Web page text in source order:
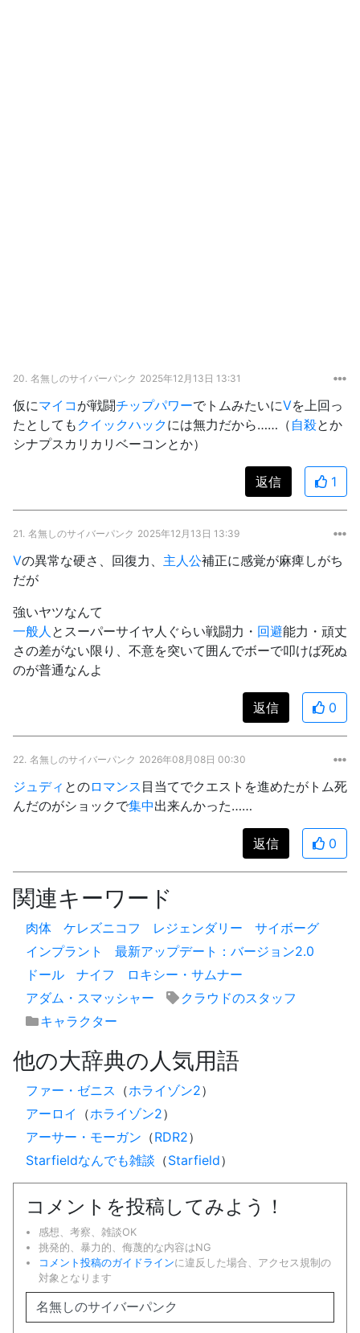
20. 名無しのサイバーパンク 2025年12月13日 13:31
仮にマイコ が戦闘チップパワーでトムみたいにVを上回っ
たとしても クイックハックには無力だから……（ 自殺とか
シナプスカリカリベーコンとか）
返信 1
21. 名無しのサイバーパンク 2025年12月13日 13:39
Vの異常な硬さ、回復力、 主人公補正に感覚が麻痺しがち
だが
強いヤツなんて
一般人 とスーパーサイヤ人ぐらい戦闘力・ 回避能力・頑丈
さの差がない限り、不意を突いて囲んでボーで叩けば死ぬ
のが普通なんよ
返信 0
22. 名無しのサイバーパンク 2026年08月08日 00:30
ジュディ とのロマンス 目当てでクエストを進めたがトム死
んだのがショックで集中出来んかった……
返信 0
関連キーワード
肉体 ケレズニコフ レジェンダリー
サイボーグ
インプラント
最新アップデート：バージョン2.0
ドール
ナイフ
ロキシー・サムナー
アダム・スマッシャー
クラウドのスタッフ
キャラクター
他の大辞典の人気用語
ファー・ゼニス （ホライゾン2）
アーロイ
（ホライゾン2）
アーサー・モーガン （RDR2）
Starfieldなんでも雑談 （Starfield）
コメントを投稿してみよう！
感想、考察、雑談OK
挑発的、暴力的、侮蔑的な内容はNG
コメント投稿のガイドラインに違反した場合、アクセス規制の
対象となります